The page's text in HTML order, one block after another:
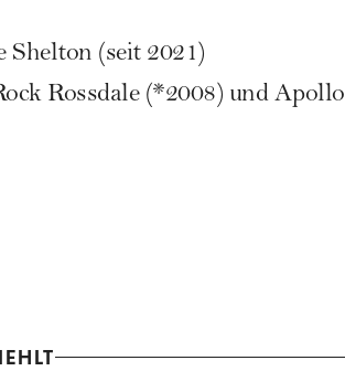
Shelton (seit 2021)
Rossdale (*2008) und Apollo